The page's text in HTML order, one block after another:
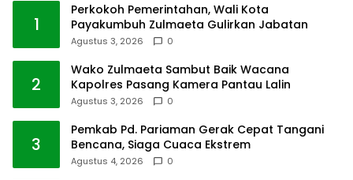
1
Perkokoh Pemerintahan, Wali Kota
Payakumbuh Zulmaeta Gulirkan Jabatan
Agustus 3, 2026 0
2
Wako Zulmaeta Sambut Baik Wacana
Kapolres Pasang Kamera Pantau Lalin
Agustus 3, 2026 0
3
Pemkab Pd. Pariaman Gerak Cepat Tangani
Bencana, Siaga Cuaca Ekstrem
Agustus 4, 2026 0